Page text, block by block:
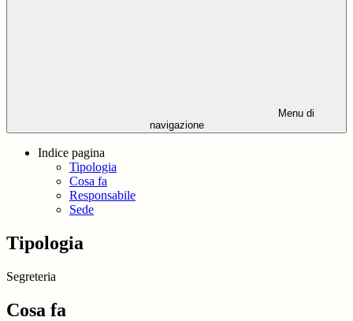
Menu di
navigazione
Indice pagina
Tipologia
Cosa fa
Responsabile
Sede
Tipologia
Segreteria
Cosa fa